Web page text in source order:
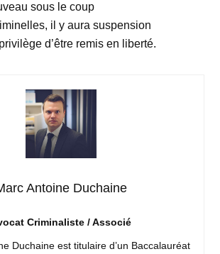
sous le coup
il y aura suspension
d’être remis en liberté.
Antoine Duchaine
Criminaliste / Associé
Duchaine est titulaire d’un Baccalauréat